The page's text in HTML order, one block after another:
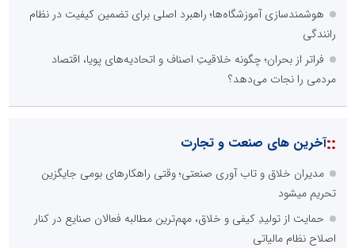
هوشمندسازی آموزشگاه‌ها؛ راهبرد اصلی برای تضمین کیفیت در نظام
رانندگی
فراتر از بحران؛ چگونه خلاقیتِ اصناف و اتحادیه‌های پویا، اقتصاد
مردمی را نجات می‌دهد؟
::آخرین های صنعت و تجارت
مدیران خلاق و تاب آوری صنعتی؛ وقتی راهکارهای بومی جایگزین
تحریم میشود
حمایت از تولیدِ کیفی و خلاق، مهم‌ترین مطالبه فعالان صنایع در کنار
اصلاح نظام مالیاتی